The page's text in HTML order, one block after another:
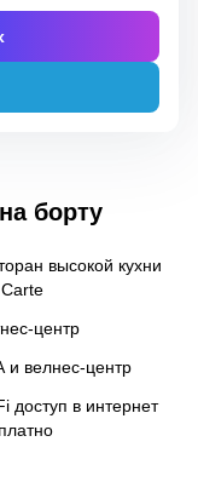
борту
высокой кухни
Carte
центр
и велнес-центр
доступ в интернет